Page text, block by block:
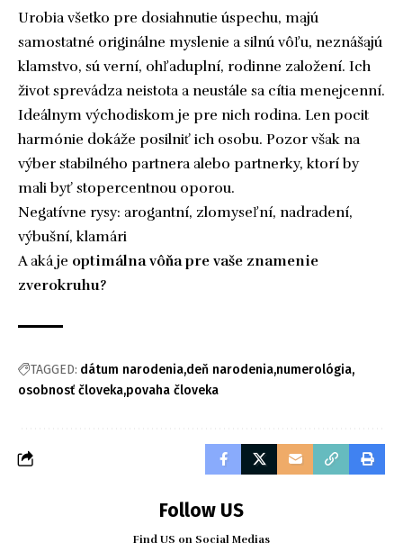
Urobia všetko pre dosiahnutie úspechu, majú
samostatné originálne myslenie a silnú vôľu, neznášajú
klamstvo, sú verní, ohľaduplní, rodinne založení. Ich
život sprevádza neistota a neustále sa cítia menejcenní.
Ideálnym východiskom je pre nich rodina. Len pocit
harmónie dokáže posilniť ich osobu. Pozor však na
výber stabilného partnera alebo partnerky, ktorí by
mali byť stopercentnou oporou.
Negatívne rysy: arogantní, zlomyseľní, nadradení,
výbušní, klamári
A aká je optimálna vôňa pre vaše znamenie
zverokruhu?
TAGGED: dátum narodenia deň narodenia numerológia
osobnosť človeka povaha človeka
Follow US
Find US on Social Medias